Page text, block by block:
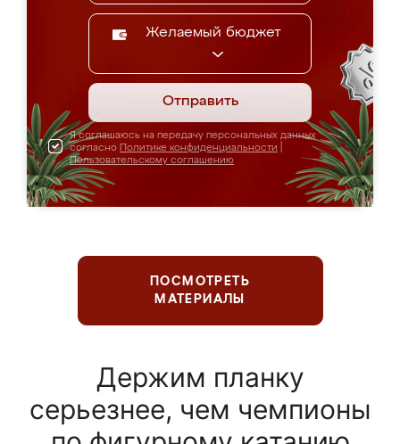
Желаемый бюджет
Отправить
Я соглашаюсь на передачу персональных данных
согласно Политике конфиденциальности
Пользовательскому соглашению
ПОСМОТРЕТЬ
МАТЕРИАЛЫ
Держим планку
серьезнее, чем чемпионы